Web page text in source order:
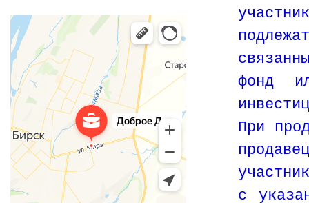
фонд
При
с